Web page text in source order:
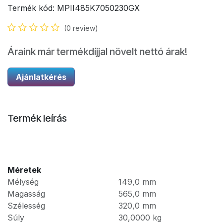
Termék kód: MPII485K7050230GX
(0 review)
Áraink már termékdíjjal növelt nettó árak!
Ajánlatkérés
Termék leírás
Méretek
Mélység
149,0 mm
Magasság
565,0 mm
Szélesség
320,0 mm
Súly
30,0000 kg